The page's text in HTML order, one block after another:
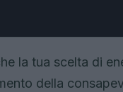
la tua scelta di
della